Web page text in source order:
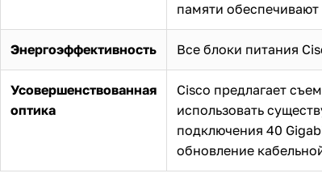
памяти
Энергоэффективность Все блоки питания
Усовершенствованная
оптика
Cisco предлагает
использовать
подключения 40
обновление